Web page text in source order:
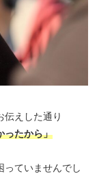
伝えした通り
ったから」
っていませんでし